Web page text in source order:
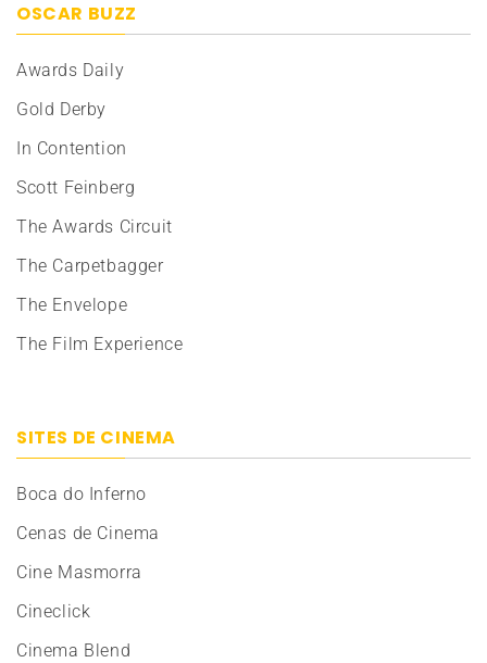
OSCAR BUZZ
Awards Daily
Gold Derby
In Contention
Scott Feinberg
The Awards Circuit
The Carpetbagger
The Envelope
The Film Experience
SITES DE CINEMA
Boca do Inferno
Cenas de Cinema
Cine Masmorra
Cineclick
Cinema Blend